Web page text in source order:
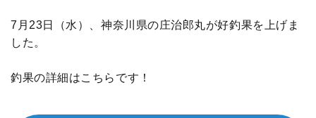
7月23日（水）、神奈川県の庄治郎丸が好釣果を上げま
した。
釣果の詳細はこちらです！